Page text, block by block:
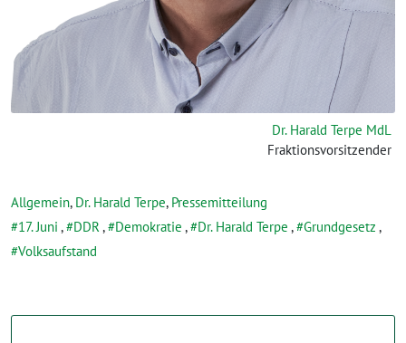
Dr. Harald Terpe MdL
Fraktionsvorsitzender
Allgemein, Dr. Harald Terpe, Pressemitteilung
17. Juni , DDR , Demokratie , Dr. Harald Terpe , Grundgesetz ,
Volksaufstand